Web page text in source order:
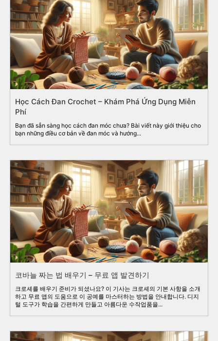
Học Cách Đan Crochet – Khám Phá Ứng Dụng Miễn
Phí
Bạn đã sẵn sàng học cách đan móc chưa? Bài viết này giới thiệu cho
bạn những điều cơ bản về đan móc và hướng...
코바늘 짜는 법 배우기 – 무료 앱 발견하기
크로셰를 배우기 준비가 되셨나요? 이 기사는 크로셰의 기본 사항을 소개
하고 무료 앱의 도움으로 이 공예를 마스터하는 방법을 안내합니다. 디지
털 도구가 학습을 간편하게 만들고 아름다운 수작업품을...